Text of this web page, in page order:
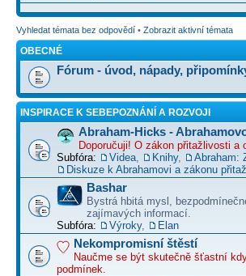
Vyhledat témata bez odpovědí • Zobrazit aktivní témata
OBECNÉ
Fórum - úvod, nápady,
INSPIRACE K SEBEPOZNÁNÍ A ROZVOJI
Abraham-Hicks -
Doporučuji! O zákon přitažlivosti
Subfóra:
Videa Knihy, Abraham:
Diskuze k Abrahamovi a zákonu
Bashar
Bystrá hbitá mysl,
zajímavých informací.
Subfóra:
Výroky, Elan
Nekompromisní štěstí
Naučme se být skutečně šťastní
podmínek.